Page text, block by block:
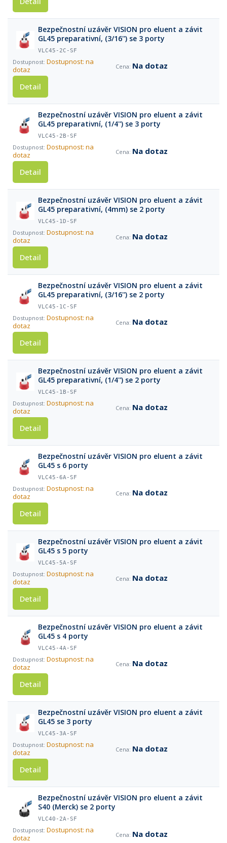
Bezpečnostní uzávěr VISION pro eluent a závit
GL45 preparativní, (3/16'') se 3 porty
VLC45-2C-SF
Dostupnost: na
dotaz
Na dotaz
Detail
Bezpečnostní uzávěr VISION pro eluent a závit
GL45 preparativní, (1/4'') se 3 porty
VLC45-2B-SF
Dostupnost: na
dotaz
Na dotaz
Detail
Bezpečnostní uzávěr VISION pro eluent a závit
GL45 preparativní, (4mm) se 2 porty
VLC45-1D-SF
Dostupnost: na
dotaz
Na dotaz
Detail
Bezpečnostní uzávěr VISION pro eluent a závit
GL45 preparativní, (3/16'') se 2 porty
VLC45-1C-SF
Dostupnost: na
dotaz
Na dotaz
Detail
Bezpečnostní uzávěr VISION pro eluent a závit
GL45 preparativní, (1/4'') se 2 porty
VLC45-1B-SF
Dostupnost: na
dotaz
Na dotaz
Detail
Bezpečnostní uzávěr VISION pro eluent a závit
GL45 s 6 porty
VLC45-6A-SF
Dostupnost: na
dotaz
Na dotaz
Detail
Bezpečnostní uzávěr VISION pro eluent a závit
GL45 s 5 porty
VLC45-5A-SF
Dostupnost: na
dotaz
Na dotaz
Detail
Bezpečnostní uzávěr VISION pro eluent a závit
GL45 s 4 porty
VLC45-4A-SF
Dostupnost: na
dotaz
Na dotaz
Detail
Bezpečnostní uzávěr VISION pro eluent a závit
GL45 se 3 porty
VLC45-3A-SF
Dostupnost: na
dotaz
Na dotaz
Detail
Bezpečnostní uzávěr VISION pro eluent a závit
S40 (Merck) se 2 porty
VLC40-2A-SF
Dostupnost: na
dotaz
Na dotaz